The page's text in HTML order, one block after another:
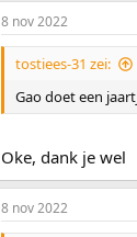
8 nov 2022
tostiees-31 zei:
Gao doet een
Oke, dank je wel
8 nov 2022